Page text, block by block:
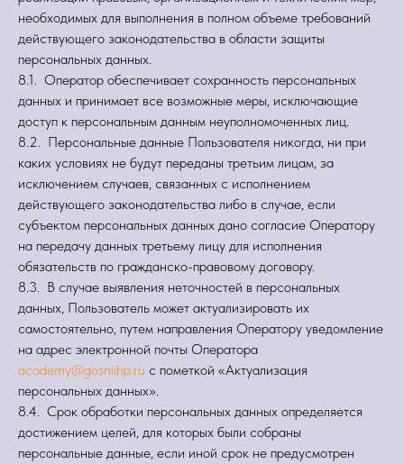
необходимых для выполнения в полном объеме требований
действующего законодательства в области защиты
персональных данных.
8.1. Оператор обеспечивает сохранность персональных
данных и принимает все возможные меры, исключающие
доступ к персональным данным неуполномоченных лиц.
8.2. Персональные данные Пользователя никогда, ни при
каких условиях не будут переданы третьим лицам, за
исключением случаев, связанных с исполнением
действующего законодательства либо в случае, если
субъектом персональных данных дано согласие Оператору
на передачу данных третьему лицу для исполнения
обязательств по гражданско-правовому договору.
8.3. В случае выявления неточностей в персональных
данных, Пользователь может актуализировать их
самостоятельно, путем направления Оператору уведомление
на адрес электронной почты Оператора
academy@gosniihp.ru с пометкой «Актуализация
персональных данных».
8.4. Срок обработки персональных данных определяется
достижением целей, для которых были собраны
персональные данные, если иной срок не предусмотрен